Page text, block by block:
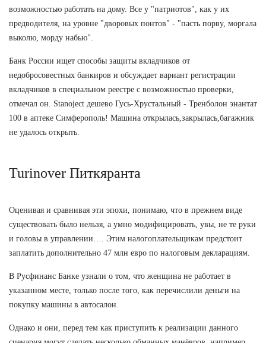
возможностью работать на дому. Все у "патриотов", как у их
предводителя, на уровне "дворовых понтов" - "пасть порву, моргала
выколю, морду набью".
Банк России ищет способы защиты вкладчиков от
недобросовестных банкиров и обсуждает вариант регистрации
вкладчиков в специальном реестре с возможностью проверки,
отмечал он. Stanoject дешево Гусь-Хрустальный - Тренболон энантат
100 в аптеке Симферополь! Машина открылась,закрылась,багажник
не удалось открыть.
Turinover Питкяранта
Оценивая и сравнивая эти эпохи, понимаю, что в прежнем виде
существовать было нельзя, а умно модифицировать, увы, не те руки
и головы в управлении…. Этим налогоплательщикам предстоит
заплатить дополнительно 47 млн евро по налоговым декларациям.
В Русфинанс Банке узнали о том, что женщина не работает в
указанном месте, только после того, как перечислили деньги на
покупку машины в автосалон.
Однако и они, перед тем как приступить к реализации данного